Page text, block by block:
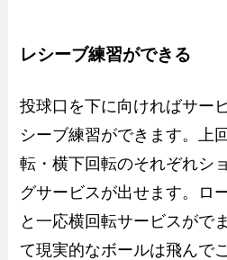
レシーブ練習ができる
投球口を下に向ければサー
シーブ練習ができます。上
転・横下回転のそれぞれシ
グサービスが出せます。ロ
と一応横回転サービスがで
て現実的なボールは飛んで